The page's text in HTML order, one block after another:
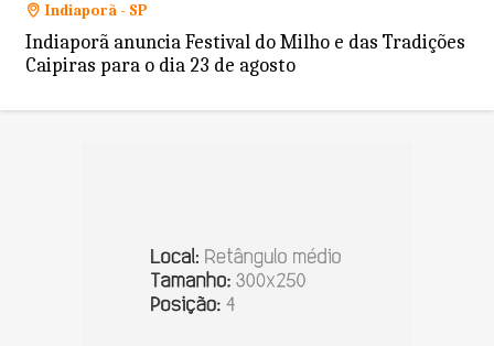
Indiaporã - SP
Indiaporã anuncia Festival do Milho e das Tradições
Caipiras para o dia 23 de agosto